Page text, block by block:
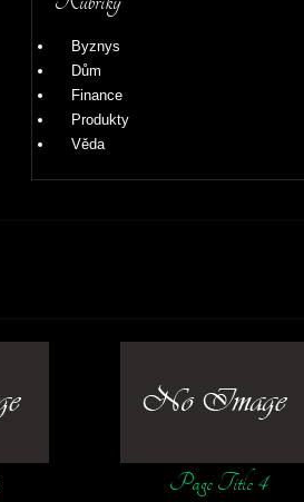
Byznys
Dům
Finance
Produkty
Věda
Page Title 4